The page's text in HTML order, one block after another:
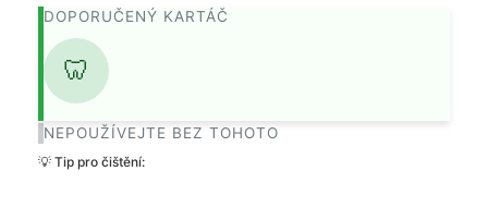
DOPORUČENÝ KARTÁČ
🦷
NEPOUŽÍVEJTE BEZ TOHOTO
💡 Tip pro čištění: